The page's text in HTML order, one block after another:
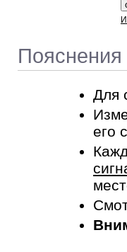
Пояснения
Для
его